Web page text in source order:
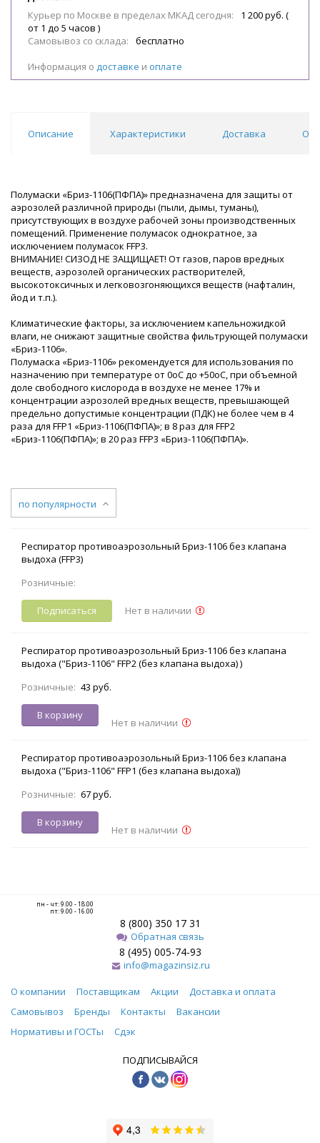
Курьер по Москве в пределах МКАД сегодня:
1 200 руб. (
от 1 до 5 часов )
Самовывоз со склада:
бесплатно
Информация о доставке и оплате
Описание Характеристики Доставка
Полумаски «Бриз-1106(ПФПА)» предназначена для защиты от
аэрозолей различной природы (пыли, дымы, туманы),
присутствующих в воздухе рабочей зоны производственных
помещений. Применение полумасок однократное, за
исключением полумасок FFP3.
ВНИМАНИЕ! СИЗОД НЕ ЗАЩИЩАЕТ! От газов, паров вредных
веществ, аэрозолей органических растворителей,
высокотоксичных и легковозгоняющихся веществ (нафталин,
йод и т.п.).
Климатические факторы, за исключением капельножидкой
влаги, не снижают защитные свойства фильтрующей полумаски
«Бриз-1106».
Полумаска «Бриз-1106» рекомендуется для использования по
назначению при температуре от 0оС до +50оС, при объемной
доле свободного кислорода в воздухе не менее 17% и
концентрации аэрозолей вредных веществ, превышающей
предельно допустимые концентрации (ПДК) не более чем в 4
раза для FFP1 «Бриз-1106(ПФПА)»; в 8 раз для FFP2
«Бриз-1106(ПФПА)»; в 20 раз FFP3 «Бриз-1106(ПФПА)».
по популярности
Респиратор противоаэрозольный Бриз-1106 без клапана
выдоха (FFP3)
Розничные:
Подписаться Нет в наличии
Респиратор противоаэрозольный Бриз-1106 без клапана
выдоха ("Бриз-1106" FFP2 (без клапана выдоха) )
Розничные: 43 руб.
В корзину
Нет в наличии
Респиратор противоаэрозольный Бриз-1106 без клапана
выдоха ("Бриз-1106" FFP1 (без клапана выдоха))
Розничные: 67 руб.
В корзину
Нет в наличии
пн - чт: 9.00 - 18.00
пт: 9.00 - 16.00
8 (800) 350 17 31
Обратная связь
8 (495) 005-74-93
info@magazinsiz.ru
О компании Поставщикам Акции
Доставка и оплата
Самовывоз
Бренды Контакты
Вакансии
Нормативы и ГОСТы
Сдэк
ПОДПИСЫВАЙСЯ